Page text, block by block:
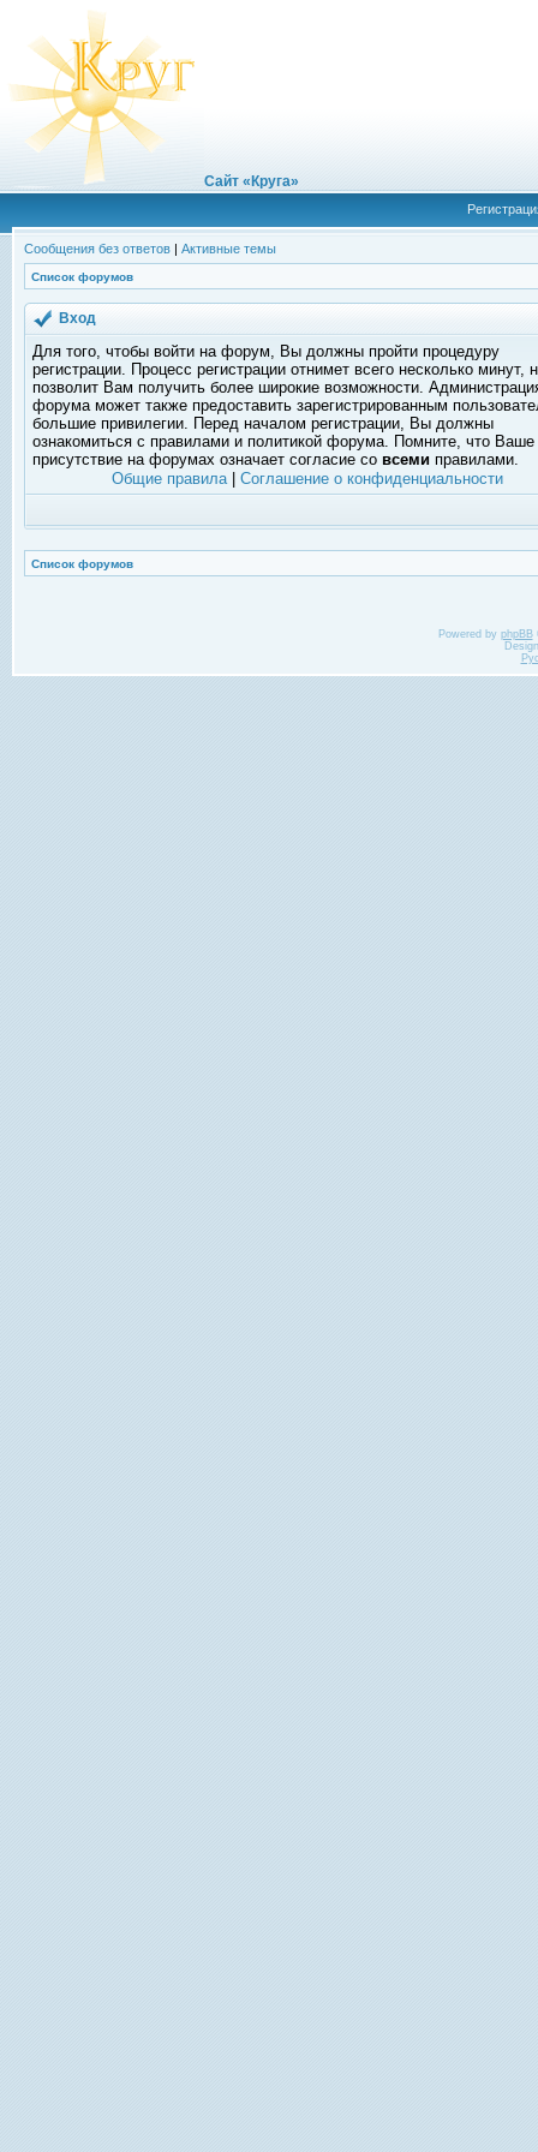
Сайт «Круга»
Сообщения без ответов | Активные темы
Список форумов
Вход
Для того, чтобы войти на форум, Вы должны пройти процедуру
регистрации. Процесс регистрации отнимет всего несколько минут,
позволит Вам получить более широкие возможности.
форума может также предоставить зарегистрированным
большие привилегии. Перед началом регистрации, Вы должны
ознакомиться с правилами и политикой форума. Помните, что Ваше
присутствие на форумах означает согласие со всеми правилами.
Общие правила| Соглашение о конфиденциальности
Список форумов
Powered by phpBB